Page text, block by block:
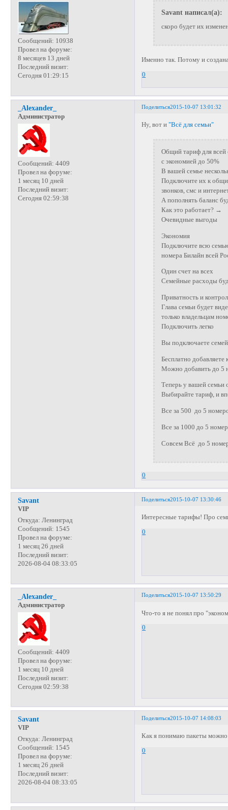
Сообщений: 10938
Провел на форуме:
8 месяцев 13 дней
Последний визит:
Сегодня 01:29:15
Savant написал(а):
скоро будет их
Именно так. Потому и
0
Поделиться2015-10-07 13:01:32
_Alexander_
Администратор
Сообщений: 4409
Провел на форуме:
1 месяц 10 дней
Последний визит:
Сегодня 02:59:38
Ну, вот и"Всё для семьи"
Общий тариф для всей
с экономией до 50%
В вашей семье
Подключите их к
звонков, смс и
А пополнять баланс
Как это работает? →
Очевидные выгоды
Экономия
Подключите всю
номера Билайн всей
Один счет на всех
Семейные расходы
Приватность и
Глава семьи будет
только владельцам
Подключить легко
Вы подключаете
Бесплатно
Можно добавить до 5
Теперь у вашей семьи
Выбирайте тариф, и
Все за 500 до 5
Все за 1000 до 5
Совсем Всё до 5
0
Поделиться2015-10-07 13:30:46
Savant
VIP
Откуда: Ленинград
Сообщений: 1545
Провел на форуме:
1 месяц 26 дней
Последний визит:
2026-08-04 08:33:05
Интересные тарифы! Про
0
Поделиться2015-10-07 13:50:29
_Alexander_
Администратор
Сообщений: 4409
Провел на форуме:
1 месяц 10 дней
Последний визит:
Сегодня 02:59:38
Что-то я не понял про
0
Поделиться2015-10-07 14:08:03
Savant
VIP
Откуда: Ленинград
Сообщений: 1545
Провел на форуме:
1 месяц 26 дней
Последний визит:
2026-08-04 08:33:05
Как я понимаю пакеты можно
0